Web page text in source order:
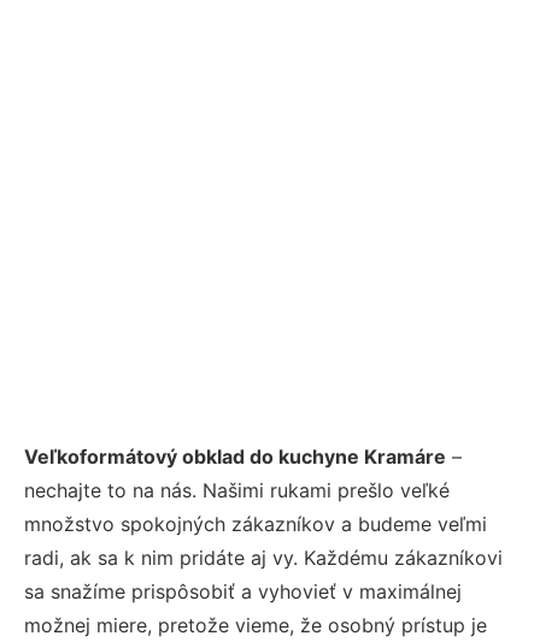
Veľkoformátový obklad do kuchyne Kramáre –
nechajte to na nás. Našimi rukami prešlo veľké
množstvo spokojných zákazníkov a budeme veľmi
radi, ak sa k nim pridáte aj vy. Každému zákazníkovi
sa snažíme prispôsobiť a vyhovieť v maximálnej
možnej miere, pretože vieme, že osobný prístup je